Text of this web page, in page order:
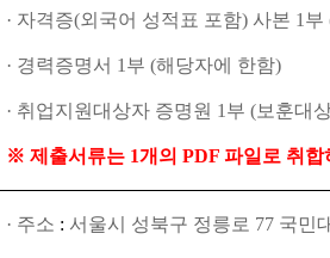
· 자격증(외국어 성적표 포함) 사본 1 부
· 경력증명서 1 부 (해당자에 한함)
· 취업지원대상자 증명원 1 부 (보훈대
※ 제출서류는 1개의 PDF 파일로 취합
· 주소 : 서울시 성북구 정릉로 77 국민